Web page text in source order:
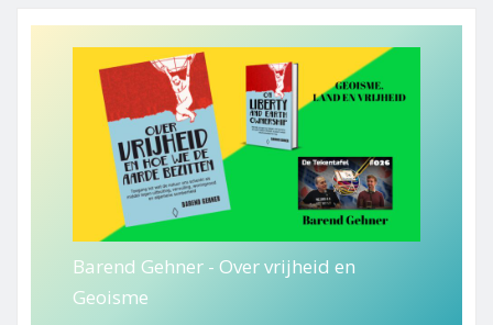
Barend Gehner - Over vrijheid en
Geoisme